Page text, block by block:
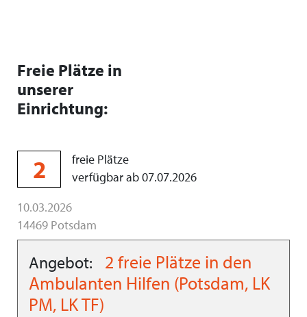
Freie Plätze in
unserer
Einrichtung:
2
freie Plätze
verfügbar ab 07.07.2026
10.03.2026
14469 Potsdam
Angebot:
2 freie Plätze in den
Ambulanten Hilfen (Potsdam, LK
PM, LK TF)